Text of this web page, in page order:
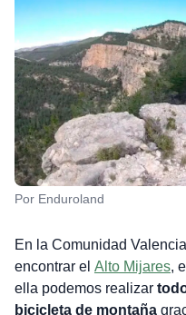
Por Enduroland
En la Comunidad
encontrar el Alto Mijares,
ella podemos realizar
bicicleta de montaña